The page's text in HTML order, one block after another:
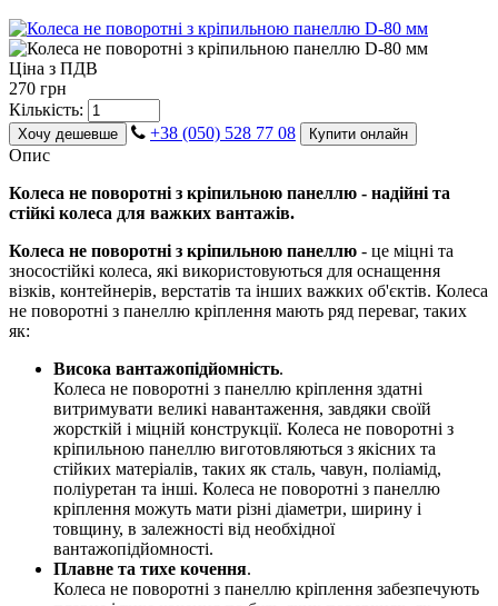
Ціна з ПДВ
270 грн
Кількість:
Хочу дешевше +38 (050) 528 77 08 Купити онлайн
Опис
Колеса не поворотні з кріпильною панеллю - надійні та
стійкі колеса для важких вантажів.
Колеса не поворотні з кріпильною панеллю - це міцні та
зносостійкі колеса, які використовуються для оснащення
візків, контейнерів, верстатів та інших важких об'єктів. Колеса
не поворотні з панеллю кріплення мають ряд переваг, таких
як:
Висока вантажопідйомність.
Колеса не поворотні з панеллю кріплення здатні
витримувати великі навантаження, завдяки своїй
жорсткій і міцній конструкції. Колеса не поворотні з
кріпильною панеллю виготовляються з якісних та
стійких матеріалів, таких як сталь, чавун, поліамід,
поліуретан та інші. Колеса не поворотні з панеллю
кріплення можуть мати різні діаметри, ширину і
товщину, в залежності від необхідної
вантажопідйомності.
Плавне та тихе кочення.
Колеса не поворотні з панеллю кріплення забезпечують